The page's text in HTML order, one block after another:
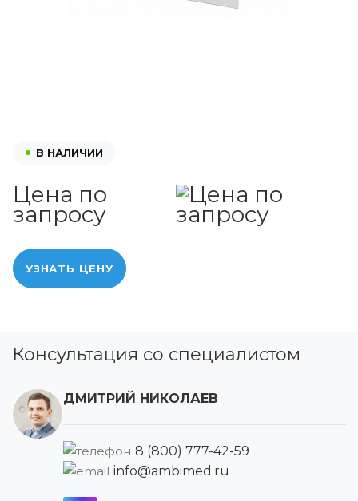
В НАЛИЧИИ
Цена по
запросу
УЗНАТЬ ЦЕНУ
Консультация со специалистом
ДМИТРИЙ НИКОЛАЕВ
8 (800) 777-42-59
info@ambimed.ru